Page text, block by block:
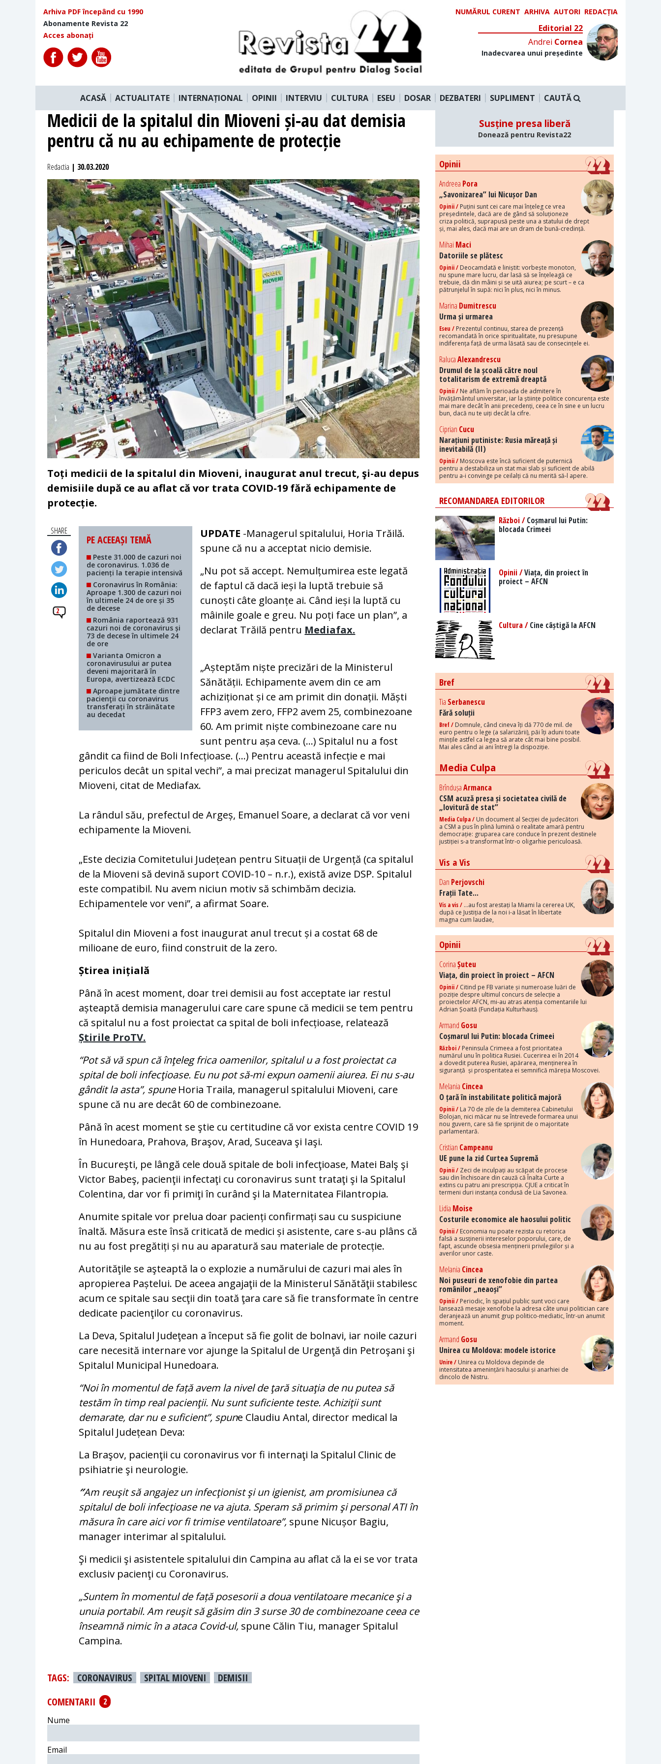
Arhiva PDF începând cu 1990
Abonamente Revista 22
Acces abonați
NUMĂRUL CURENT ARHIVA AUTORI REDACȚIA
Editorial 22
Andrei Cornea
Inadecvarea unui președinte
ACASĂ ACTUALITATE INTERNAȚIONAL OPINII INTERVIU CULTURA ESEU DOSAR DEZBATERI SUPLIMENT CAUTĂ
Medicii de la spitalul din Mioveni și-au dat demisia
pentru că nu au echipamente de protecție
Redactia | 30.03.2020
Toți medicii de la spitalul din Mioveni, inaugurat anul trecut, şi-au depus
demisiile după ce au aflat că vor trata COVID-19 fără echipamente de
protecție.
SHARE
2
PE ACEEAȘI TEMĂ
Peste 31.000 de cazuri noi
de coronavirus. 1.036 de
pacienți la terapie intensivă
Coronavirus în România:
Aproape 1.300 de cazuri noi
în ultimele 24 de ore și 35
de decese
România raportează 931
cazuri noi de coronavirus și
73 de decese în ultimele 24
de ore
Varianta Omicron a
coronavirusului ar putea
deveni majoritară în
Europa, avertizează ECDC
Aproape jumătate dintre
pacienţii cu coronavirus
transferați în străinătate
au decedat
UPDATE -Managerul spitalului, Horia Trăilă.
spune că nu a acceptat nicio demisie.
„Nu pot să accept. Nemulțumirea este legată
de faptul că dacă ieși la luptă trebuie să
cunoști câte gloanțe ai. Când ieși la luptă cu
mâinile goale e greu. Nu poți face un plan”, a
declarat Trăilă pentru Mediafax.
„Așteptăm niște precizări de la Ministerul
Sănătății. Echipamente avem din ce am
achiziționat și ce am primit din donații. Măști
FFP3 avem zero, FFP2 avem 25, combinezoane
60. Am primit niște combinezoane care nu
sunt pentru așa ceva. (…) Spitalul nu a fost
gândit ca fiind de Boli Infecțioase. (…) Pentru această infecție e mai
periculos decât un spital vechi”, a mai precizat managerul Spitalului din
Mioveni, citat de Mediafax.
La rândul său, prefectul de Argeș, Emanuel Soare, a declarat că vor veni
echipamente la Mioveni.
„Este decizia Comitetului Județean pentru Situații de Urgență (ca spitalul
de la Mioveni să devină suport COVID-10 – n.r.), există avize DSP. Spitalul
este compatibil. Nu avem niciun motiv să schimbăm decizia.
Echipamentele vor veni”, a afirmat Soare.
Spitalul din Mioveni a fost inaugurat anul trecut și a costat 68 de
milioane de euro, fiind construit de la zero.
Știrea inițială
Până în acest moment, doar trei demisii au fost acceptate iar restul
așteaptă demisia managerului care care spune că medicii se tem pentru
că spitalul nu a fost proiectat ca spital de boli infecțioase, relatează
Știrile ProTV.
“Pot să vă spun că înţeleg frica oamenilor, spitalul u a fost proiectat ca
spital de boli infecţioase. Eu nu pot să-mi expun oamenii aiurea. Ei nu s-au
gândit la asta”, spune Horia Traila, managerul spitalului Mioveni, care
spune că nu are decât 60 de combinezoane.
Până în acest moment se ştie cu certitudine că vor exista centre COVID 19
în Hunedoara, Prahova, Braşov, Arad, Suceava şi Iaşi.
În Bucureşti, pe lângă cele două spitale de boli infecţioase, Matei Balş şi
Victor Babeş, pacienţii infectaţi cu coronavirus sunt trataţi şi la Spitalul
Colentina, dar vor fi primiţi în curând şi la Maternitatea Filantropia.
Anumite spitale vor prelua doar pacienți confirmați sau cu suspiciune
înaltă. Măsura este însă criticată de medici și asistente, care s-au plâns că
nu au fost pregătiți și nu au aparatură sau materiale de protecție.
Autorităţile se aşteaptă la o explozie a numărului de cazuri mai ales în
apropierea Paștelui. De aceea angajaţii de la Ministerul Sănătăţii stabilesc
acum ce spitale sau secţii din toată ţara care să fie transformate în centre
dedicate pacienţilor cu coronavirus.
La Deva, Spitalul Judeţean a început să fie golit de bolnavi, iar noile cazuri
care necesită internare vor ajunge la Spitalul de Urgenţă din Petroşani şi
Spitalul Municipal Hunedoara.
“Noi în momentul de față avem la nivel de ţară situaţia de nu putea să
testăm în timp real pacienţii. Nu sunt suficiente teste. Achiziţii sunt
demarate, dar nu e suficient”, spune Claudiu Antal, director medical la
Spitalul Județean Deva:
La Braşov, pacienţii cu coronavirus vor fi internaţi la Spitalul Clinic de
psihiatrie şi neurologie.
″Am reuşit să angajez un infecţionist şi un igienist, am promisiunea că
spitalul de boli infecţioase ne va ajuta. Speram să primim şi personal ATI în
măsura în care aici vor fi trimise ventilatoare”, spune Nicușor Bagiu,
manager interimar al spitalului.
Şi medicii şi asistentele spitalului din Campina au aflat că la ei se vor trata
exclusiv pacienţi cu Coronavirus.
„Suntem în momentul de față posesorii a doua ventilatoare mecanice şi a
unuia portabil. Am reuşit să găsim din 3 surse 30 de combinezoane ceea ce
înseamnă nimic în a ataca Covid-ul, spune Călin Tiu, manager Spitalul
Campina.
TAGS: CORONAVIRUS SPITAL MIOVENI
DEMISII
COMENTARII
2
Nume
Email
Susține presa liberă
Donează pentru Revista22
Opinii
Andreea Pora
„Savonizarea” lui Nicușor Dan
Opinii / Puțini sunt cei care mai înțeleg ce vrea
președintele, dacă are de gând să soluționeze
criza politică, suprapusă peste una a statului de drept
și, mai ales, dacă mai are un dram de bună-credință.
Mihai Maci
Datoriile se plătesc
Opinii / Deocamdată e liniștit: vorbește monoton,
nu spune mare lucru, dar lasă să se înțeleagă ce
trebuie, dă din mâini și se uită aiurea; pe scurt – e ca
pătrunjelul în supă: nici în plus, nici în minus.
Marina Dumitrescu
Urma și urmarea
Eseu / Prezentul continuu, starea de prezență
recomandată în orice spiritualitate, nu presupune
indiferența față de urma lăsată sau de consecințele ei.
RalucaAlexandrescu
Drumul de la școală către noul
totalitarism de extremă dreaptă
Opinii / Ne aflăm în perioada de admitere în
învățământul universitar, iar la științe politice concurența este
mai mare decât în anii precedenți, ceea ce în sine e un lucru
bun, dacă nu te uiți decât la cifre.
Ciprian Cucu
Narațiuni putiniste: Rusia măreață și
inevitabilă (II)
Opinii / Moscova este încă suficient de puternică
pentru a destabiliza un stat mai slab și suficient de abilă
pentru a-i convinge pe ceilalți că nu merită să-l apere.
RECOMANDAREA EDITORILOR
Război /Coșmarul lui Putin:
blocada Crimeei
Opinii /Viața, din proiect în
proiect – AFCN
Cultura /Cine câștigă la AFCN
Bref
Tia Serbanescu
Fără soluții
Bref / Domnule, când cineva îți dă 770 de mil. de
euro pentru o lege (a salarizării), păi îți aduni toate
mințile astfel ca legea să arate cât mai bine posibil.
Mai ales când ai ani întregi la dispoziție.
Media Culpa
BrîndușaArmanca
CSM acuză presa și societatea civilă de
„lovitură de stat”
Media Culpa / Un document al Secției de judecători
a CSM a pus în plină lumină o realitate amară pentru
democrație: gruparea care conduce în prezent destinele
justiției s-a transformat într-o oligarhie periculoasă.
Vis a Vis
Dan Perjovschi
Frații Tate...
Vis a vis / ...au fost arestați la Miami la cererea UK,
după ce Justiția de la noi i-a lăsat în libertate
magna cum laudae,
Opinii
CorinaȘuteu
Viața, din proiect în proiect – AFCN
Opinii / Citind pe FB variate și numeroase luări de
poziție despre ultimul concurs de selecție a
proiectelor AFCN, mi-au atras atenția comentariile lui
Adrian Șoaită (Fundația Kulturhaus).
Armand Gosu
Coșmarul lui Putin: blocada Crimeei
Război / Peninsula Crimeea a fost prioritatea
numărul unu în politica Rusiei. Cucerirea ei în 2014
a dovedit puterea Rusiei, apărarea, menținerea în
siguranță și prosperitatea ei semnifică măreția Moscovei.
Melania Cincea
O țară în instabilitate politică majoră
Opinii / La 70 de zile de la demiterea Cabinetului
Bolojan, nici măcar nu se întrevede formarea unui
nou guvern, care să fie sprijinit de o majoritate
parlamentară.
Cristian Campeanu
UE pune la zid Curtea Supremă
Opinii / Zeci de inculpați au scăpat de procese
sau din închisoare din cauză că Înalta Curte a
extins cu patru ani prescripția. CJUE a criticat în
termeni duri instanța condusă de Lia Savonea.
Lidia Moise
Costurile economice ale haosului politic
Opinii / Economia nu poate rezista cu retorica
falsă a susținerii intereselor poporului, care, de
fapt, ascunde obsesia menținerii privilegiilor și a
averilor unor caste.
Melania Cincea
Noi puseuri de xenofobie din partea
românilor „neaoși”
Opinii / Periodic, în spațiul public sunt voci care
lansează mesaje xenofobe la adresa câte unui politician care
deranjează un anumit grup politico-mediatic, într-un anumit
moment.
Armand Gosu
Unirea cu Moldova: modele istorice
Unire / Unirea cu Moldova depinde de
intensitatea amenințării haosului și anarhiei de
dincolo de Nistru.